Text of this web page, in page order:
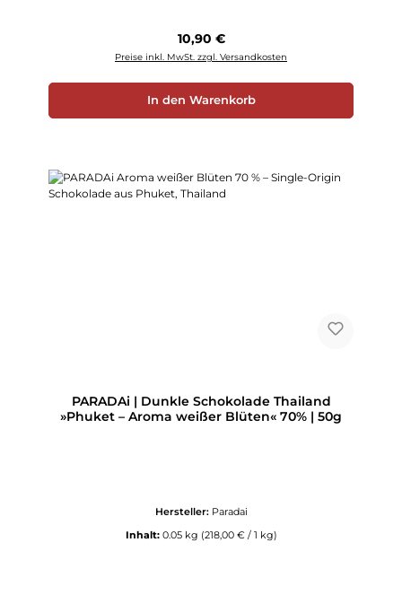
Regulärer Preis:
10,90 €
Preise inkl. MwSt. zzgl. Versandkosten
In den Warenkorb
PARADAi | Dunkle Schokolade Thailand
»Phuket – Aroma weißer Blüten« 70% | 50g
Hersteller: Paradai
Inhalt: 0.05 kg (218,00 € / 1 kg)